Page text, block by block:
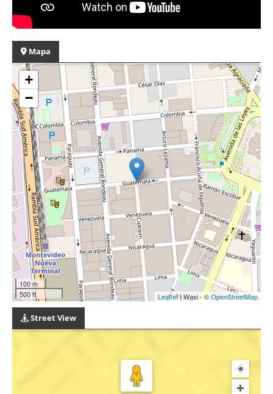
Mapa
+
−
100 m
500 ft
Leaflet| Wasi - ©OpenStreetMap
Street View